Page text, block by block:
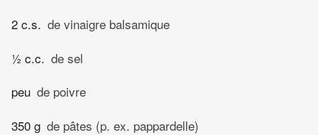
2 c.s. de vinaigre balsamique
½ c.c. de sel
peu de poivre
350 g de pâtes (p. ex. pappardelle)